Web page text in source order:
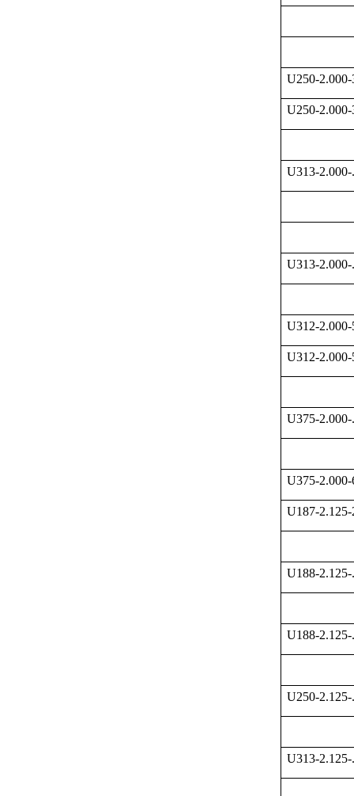
U250-
U250-
U313-2.000-
U313-2.000-
U312-
U312-
U375-2.000-
U375-
U187-
U188-2.125-
U188-2.125-
U250-2.125-
U313-2.125-